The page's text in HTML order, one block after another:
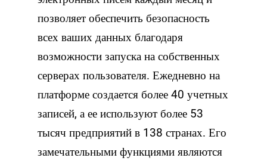
позволяет обеспечить безопасность
всех ваших данных благодаря
возможности запуска на собственных
серверах пользователя. Ежедневно на
платформе создается более 40 учетных
записей, а ее используют более 53
тысяч предприятий в 138 странах. Его
замечательными функциями являются